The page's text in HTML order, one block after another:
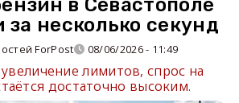
в Севастополе
за несколько секунд
ForPost 08/06/2026 - 11:49
лимитов, спрос на
достаточно высоким.